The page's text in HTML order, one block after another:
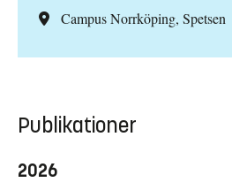
Campus Norrköping, Spetsen
Publikationer
2026